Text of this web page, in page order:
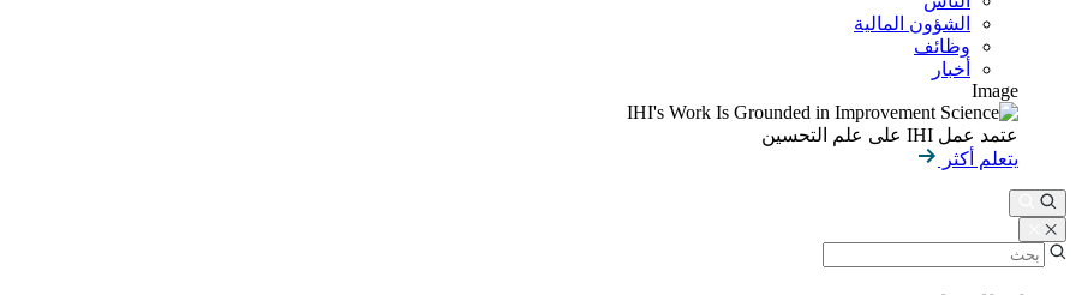
الشؤون المالية
وظائف
أخبار
Image
عتمد عمل IHI على علم التحسين
يتعلم أكثر